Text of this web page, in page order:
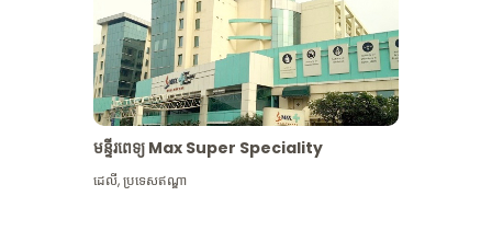
មន្ទីរពេទ្យ Max Super Speciality
ដេលី,ប្រទេសឥណ្ឌា